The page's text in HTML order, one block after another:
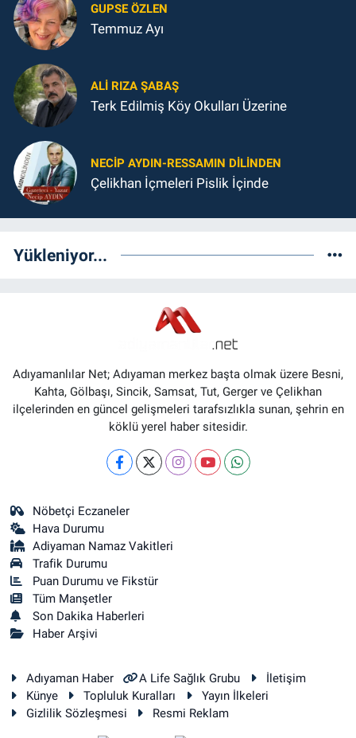
GUPSE ÖZLEN
Temmuz Ayı
ALI RIZA ŞABAŞ
Terk Edilmiş Köy Okulları Üzerine
NECIP AYDIN-RESSAMIN DILINDEN
Çelikhan İçmeleri Pislik İçinde
Yükleniyor...
Adıyamanlılar Net; Adıyaman merkez başta olmak üzere Besni,
Kahta, Gölbaşı, Sincik, Samsat, Tut, Gerger ve Çelikhan
ilçelerinden en güncel gelişmeleri tarafsızlıkla sunan, şehrin en
köklü yerel haber sitesidir.
Nöbetçi Eczaneler
Hava Durumu
Adiyaman Namaz Vakitleri
Trafik Durumu
Puan Durumu ve Fikstür
Tüm Manşetler
Son Dakika Haberleri
Haber Arşivi
Adıyaman Haber A Life Sağlık Grubu
İletişim
Künye
Topluluk Kuralları
Yayın İlkeleri
Gizlilik Sözleşmesi
Resmi Reklam